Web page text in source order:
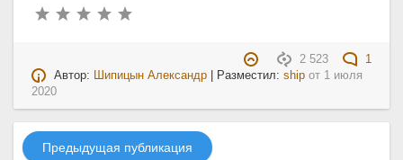
2 523
1
Автор: Шипицын Александр | Разместил:ship от 1 июля
2020
Предыдущая публикация